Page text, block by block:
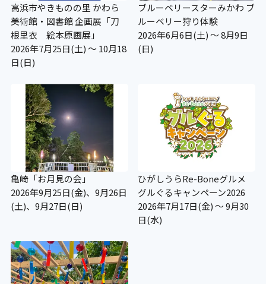
高浜市やきものの里 かわら
美術館・図書館 企画展「刀
根里衣 絵本原画展」
2026年7月25日(土) ～ 10月18
日(日)
ブルーベリースターみかわ ブ
ルーベリー狩り体験
2026年6月6日(土) ～ 8月9日
(日)
亀崎「お月見の会」
2026年9月25日(金)、9月26日
(土)、9月27日(日)
ひがしうらRe-Boneグルメ
グルぐるキャンペーン2026
2026年7月17日(金) ～ 9月30
日(水)